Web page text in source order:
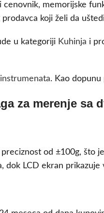
cenovnik, memorijske
koji želi da
u kategoriji Kuhinja i
. Kao
za merenje sa
od ±100g, što
dok LCD ekran